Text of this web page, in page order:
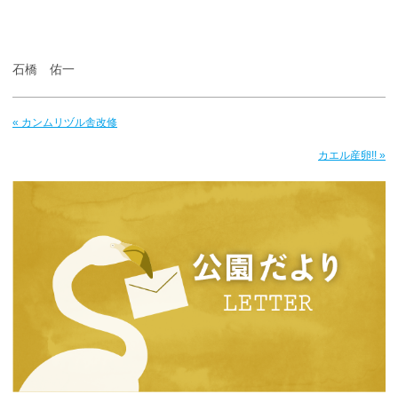
石橋 佑一
« カンムリヅル舎改修
カエル産卵!! »